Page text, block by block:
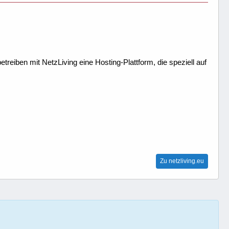
mit NetzLiving eine Hosting-Plattform, die speziell auf
Zu netzliving.eu